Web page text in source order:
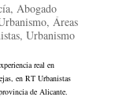
, Abogado
, Áreas
, Urbanismo
real en
en RT Urbanistas
de Alicante.